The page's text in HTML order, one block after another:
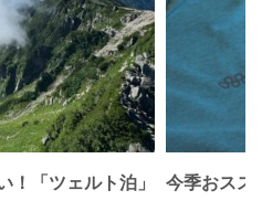
！「ツェルト泊」
今季おスス